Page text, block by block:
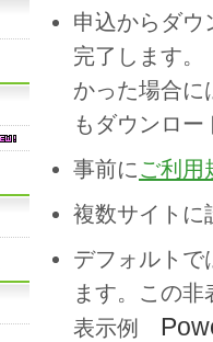
申込からダウ
完了します。
かった場合に
もダウンロ
事前に ご利用
複数サイトに
デフォルトで
ます。この
表示例